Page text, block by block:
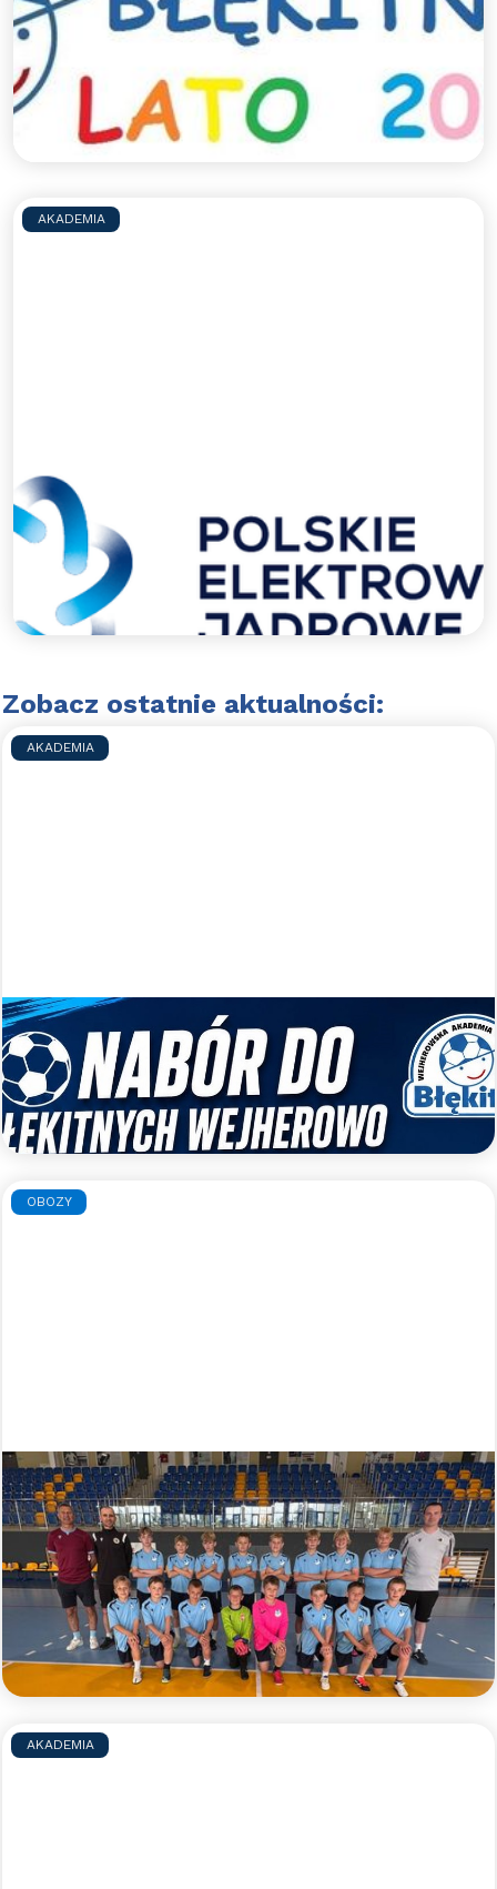
Zapraszamy na sportowe półkolonie z Błękitnymi.
Jak co roku szykujemy dla uczestników mnóstwo
aktywności sportowych pod opieką
wykwalifikowanych trenerów, a także wspólne
wycieczki integracyjne.
Czytaj więcej >>
AKADEMIA
Dziękujemy PEJ za udzielone
wsparcie.
Polskie Elektrownie Jądrowe wspierają WAPN
Błękitni Wejherowo.
Czytaj więcej >>
Zobacz ostatnie aktualności:
AKADEMIA
Nabory uzupełniające do WAPN
Błękitni Wejherowo
Zapraszamy do gry w WAPN Błękitni Wejherowo
Czytaj więcej >>
OBOZY
Błękitny obóz indywidualny - lato
2026
Zapraszamy zaczarowanych piłką nożną
zawodników i zawodniczki do udziału w błękitnym
obozie indywidualnym, podczas którego pod opieką
doświadczonych trenerów będzie można w małych
grupach doskonalić swoje umiejętności piłkarskie.
Czytaj więcej >>
AKADEMIA